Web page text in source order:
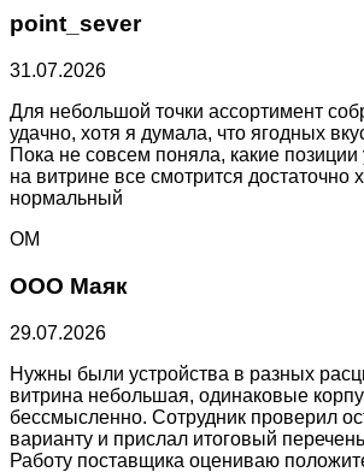
point_sever
31.07.2026
Для небольшой точки ассортимент
удачно, хотя я думала, что ягодных
Пока не совсем поняла, какие
на витрине все смотрится достаточно
нормальный
ОМ
ООО Маяк
29.07.2026
Нужны были устройства в разных
витрина небольшая, одинаковые
бессмысленно. Сотрудник проверил
варианту и прислал итоговый
Работу поставщика оцениваю